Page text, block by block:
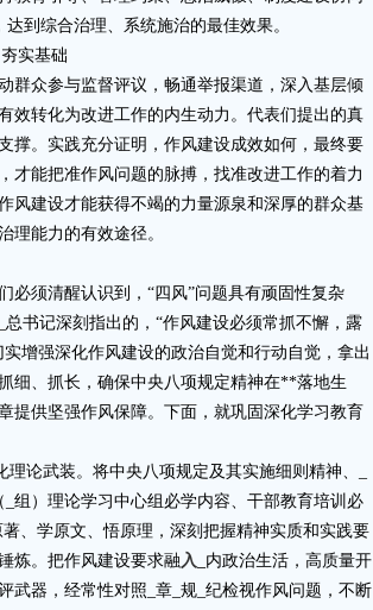
到综合治理、系统施治的最佳效果。
实基础
群众参与监督评议，畅通举报渠道，深入基层倾
效转化为改进工作的内生动力。代表们提出的真
撑。实践充分证明，作风建设成效如何，最终要
才能把准作风问题的脉搏，找准改进工作的着力
风建设才能获得不竭的力量源泉和深厚的群众基
理能力的有效途径。
必须清醒认识到，“四风”问题具有顽固性复杂
书记深刻指出的，“作风建设必须常抓不懈，露
增强深化作风建设的政治自觉和行动自觉，拿出
细、抓长，确保中央八项规定精神在**落地生
提供坚强作风保障。下面，就巩固深化学习教育
论武装。将中央八项规定及其实施细则精神、_
组）理论学习中心组必学内容、干部教育培训必
、学原文、悟原理，深刻把握精神实质和实践要
炼。把作风建设要求融入_ 内政治生活，高质量开
武器，经常性对照_章_规_纪检视作风问题，不断